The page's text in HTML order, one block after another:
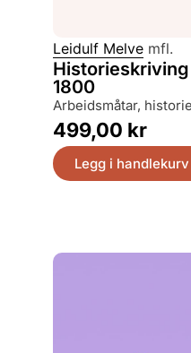
Leidulf Melve mfl.
1800
arbeidsmåtar,
499,00 kr
Legg i handlekurv